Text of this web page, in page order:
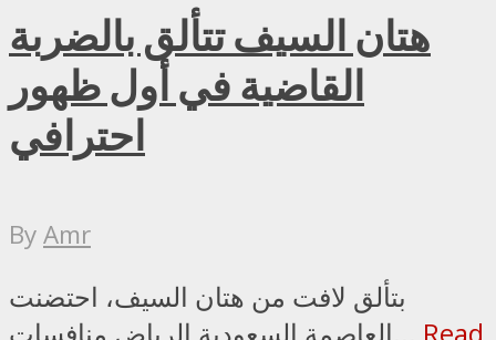
هتان السيف تتألق بالضربة
القاضية في أول ظهور
احترافي
ByAmr
بتألق لافت من هتان السيف، احتضنت